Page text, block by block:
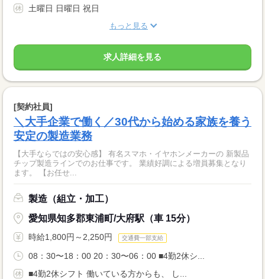
土曜日 日曜日 祝日
もっと見る
求人詳細を見る
[契約社員]
＼大手企業で働く／30代から始める家族を養う
安定の製造業務
【大手ならではの安心感】 有名スマホ・イヤホンメーカーの 新製品
チップ製造ラインでのお仕事です。 業績好調による増員募集となり
ます。 【お任せ...
製造（組立・加工）
愛知県知多郡東浦町/大府駅（車 15分）
時給1,800円～2,250円 交通費一部支給
08：30〜18：00 20：30〜06：00 ■4勤2休シ...
■4勤2休シフト 働いている方からも、 し...